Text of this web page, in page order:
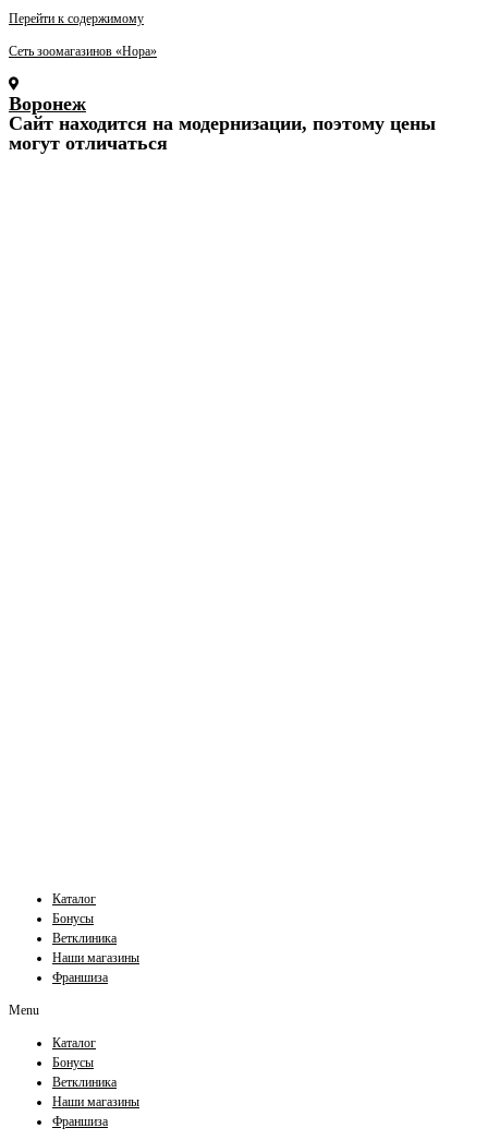
Перейти к содержимому
Сеть зоомагазинов «Нора»
Воронеж
Cайт находится на модернизации, поэтому цены
могут отличаться
Каталог
Бонусы
Ветклиника
Наши магазины
Франшиза
Menu
Каталог
Бонусы
Ветклиника
Наши магазины
Франшиза